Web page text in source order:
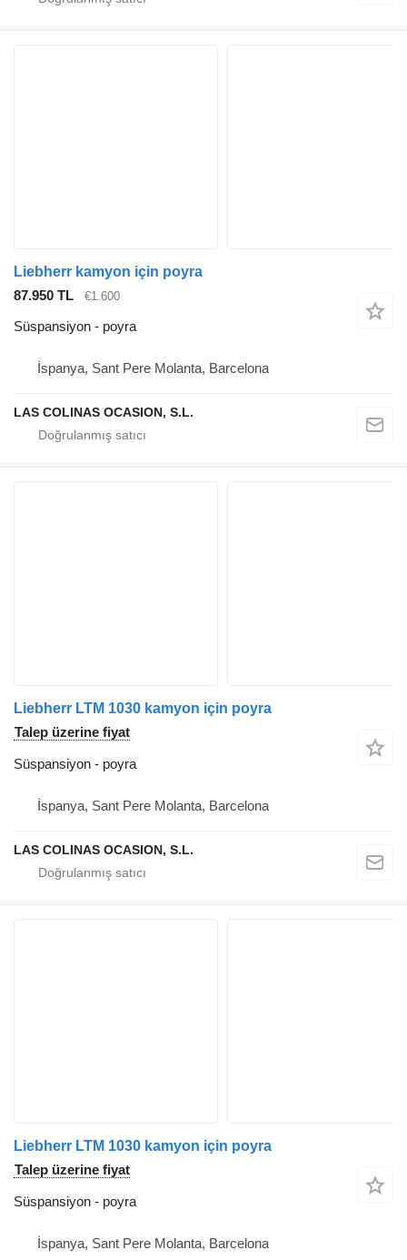
Liebherr kamyon için poyra
87.950 TL
€1.600
Süspansiyon - poyra
İspanya, Sant Pere Molanta, Barcelona
LAS COLINAS OCASION, S.L.
Liebherr LTM 1030 kamyon için poyra
Talep üzerine fiyat
Süspansiyon - poyra
İspanya, Sant Pere Molanta, Barcelona
LAS COLINAS OCASION, S.L.
Liebherr LTM 1030 kamyon için poyra
Talep üzerine fiyat
Süspansiyon - poyra
İspanya, Sant Pere Molanta, Barcelona